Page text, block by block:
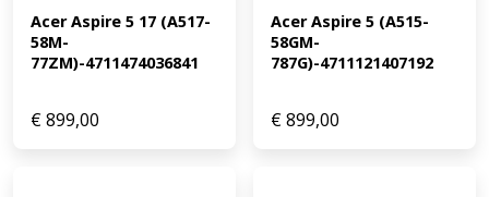
Acer Aspire 5 17 (A517-
58M-
77ZM)-4711474036841
€899,00
Acer Aspire 5 (A515-
58GM-
787G)-4711121407192
€899,00